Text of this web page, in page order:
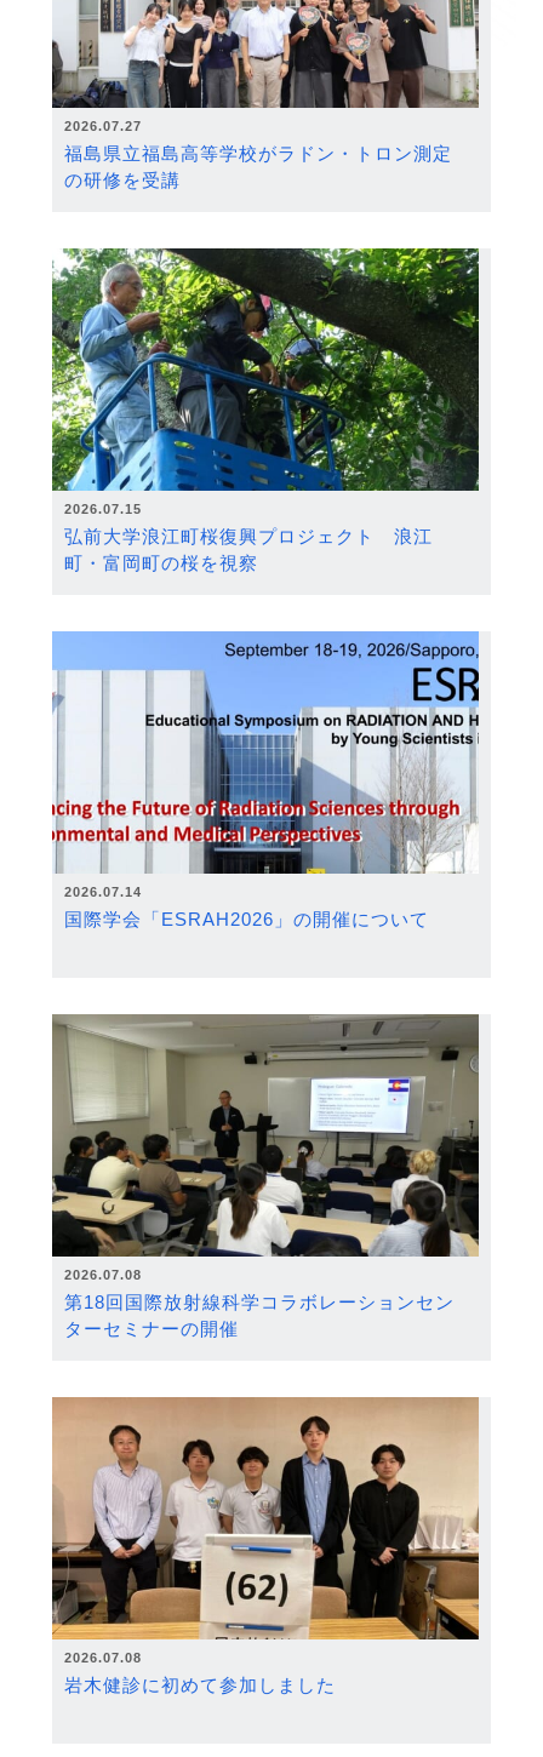
2026.07.27
福島県立福島高等学校がラドン・トロン測定
の研修を受講
2026.07.15
弘前大学浪江町桜復興プロジェクト 浪江
町・富岡町の桜を視察
2026.07.14
国際学会「ESRAH2026」の開催について
2026.07.08
第18回国際放射線科学コラボレーションセン
ターセミナーの開催
2026.07.08
岩木健診に初めて参加しました